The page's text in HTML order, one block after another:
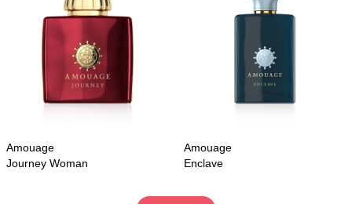
Amouage
Journey Woman
Amouage
Enclave